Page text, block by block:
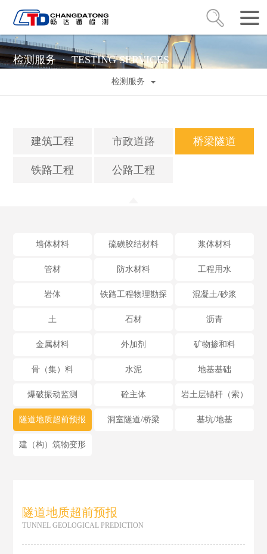
检测服务 ·TESTING SERVICES
检测服务
建筑工程 市政道路 桥梁隧道
铁路工程 公路工程
墙体材料 硫磺胶结材料 浆体材料
管材 防水材料 工程用水
岩体 铁路工程物理勘探 混凝土/砂浆
土 石材 沥青
金属材料 外加剂 矿物掺和料
骨（集）料 水泥 地基基础
爆破振动监测 砼主体 岩土层锚杆（索）
隧道地质超前预报 洞室隧道/桥梁 基坑/地基
建（构）筑物变形
隧道地质超前预报
TUNNEL GEOLOGICAL PREDICTION